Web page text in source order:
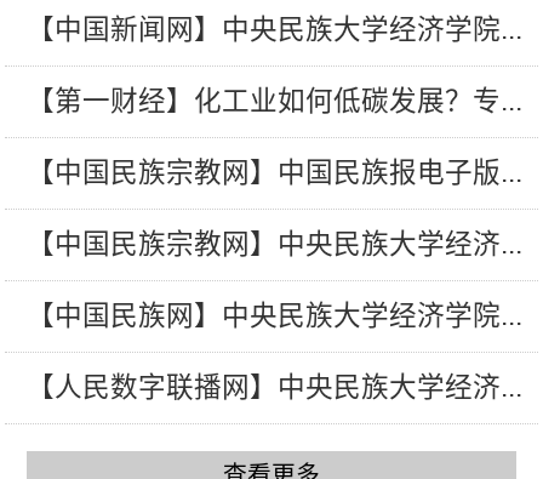
【中国新闻网】中央民族大学经济学院...
【第一财经】化工业如何低碳发展？专...
【中国民族宗教网】中国民族报电子版...
【中国民族宗教网】中央民族大学经济...
【中国民族网】中央民族大学经济学院...
【人民数字联播网】中央民族大学经济...